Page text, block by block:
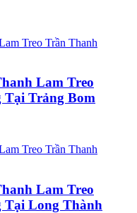
Lam Treo
Trảng Bom
Lam Treo
Tại Long Thành